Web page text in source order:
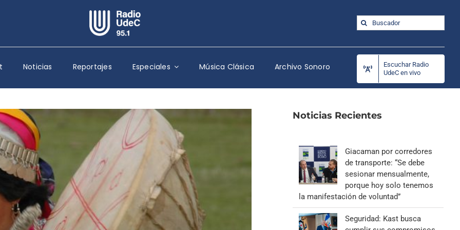
Escuchar Radio UdeC en vivo
Quiénes Somos
Programación
Podcast
Noticias
Reportajes
Columnas
Música Clásica
Especiales
Buscar:
Noticias Reportajes Especiales Música Clásica Archivo Sonoro
Escuchar Radio
UdeC en vivo
Noticias Recientes
Giacaman por corredores
de transporte: “Se debe
sesionar mensualmente,
porque hoy solo tenemos
la manifestación de voluntad”
Seguridad: Kast busca